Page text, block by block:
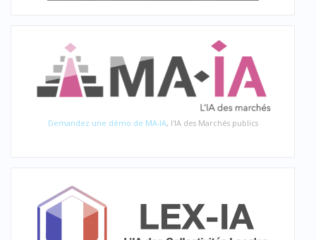
Demandez une démo de MA-IA, l'IA des Marchés publics